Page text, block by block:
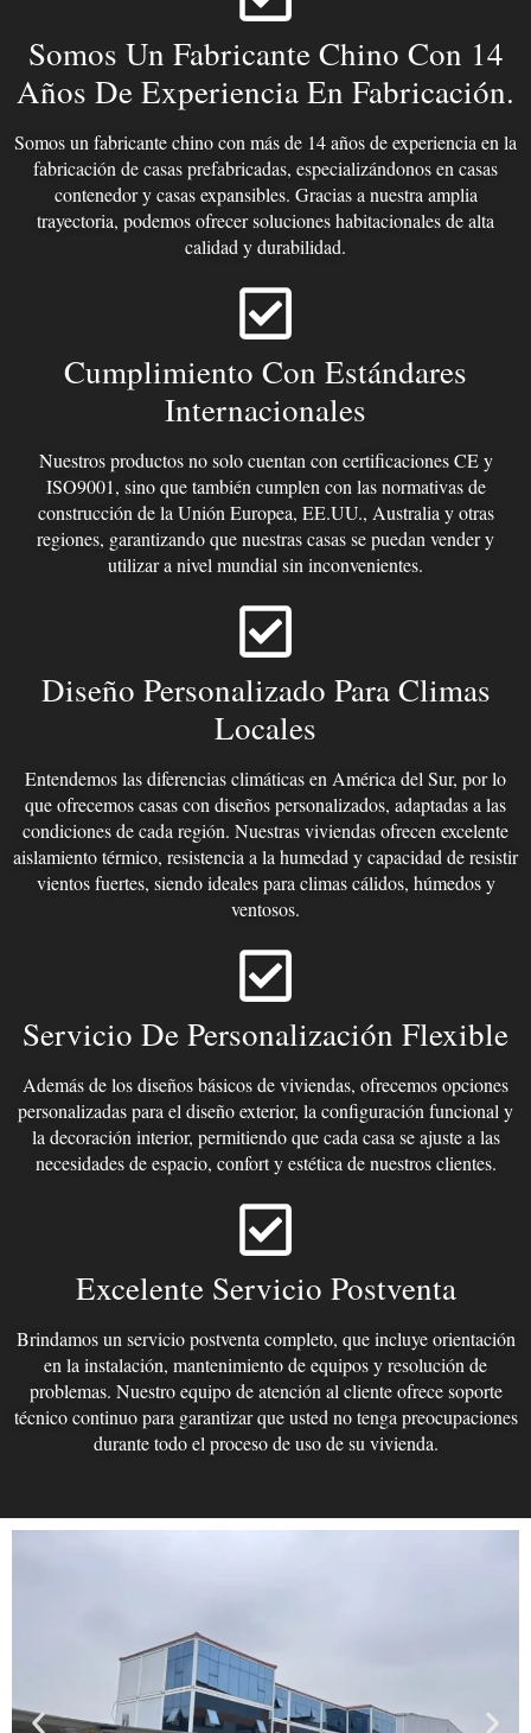
Somos Un Fabricante Chino Con 14
Años De Experiencia En Fabricación.
Somos un fabricante chino con más de 14 años de experiencia en la
fabricación de casas prefabricadas, especializándonos en casas
contenedor y casas expansibles. Gracias a nuestra amplia
trayectoria, podemos ofrecer soluciones habitacionales de alta
calidad y durabilidad.
Cumplimiento Con Estándares
Internacionales
Nuestros productos no solo cuentan con certificaciones CE y
ISO9001, sino que también cumplen con las normativas de
construcción de la Unión Europea, EE.UU., Australia y otras
regiones, garantizando que nuestras casas se puedan vender y
utilizar a nivel mundial sin inconvenientes.
Diseño Personalizado Para Climas
Locales
Entendemos las diferencias climáticas en América del Sur, por lo
que ofrecemos casas con diseños personalizados, adaptadas a las
condiciones de cada región. Nuestras viviendas ofrecen excelente
aislamiento térmico, resistencia a la humedad y capacidad de resistir
vientos fuertes, siendo ideales para climas cálidos, húmedos y
ventosos.
Servicio De Personalización Flexible
Además de los diseños básicos de viviendas, ofrecemos opciones
personalizadas para el diseño exterior, la configuración funcional y
la decoración interior, permitiendo que cada casa se ajuste a las
necesidades de espacio, confort y estética de nuestros clientes.
Excelente Servicio Postventa
Brindamos un servicio postventa completo, que incluye orientación
en la instalación, mantenimiento de equipos y resolución de
problemas. Nuestro equipo de atención al cliente ofrece soporte
técnico continuo para garantizar que usted no tenga preocupaciones
durante todo el proceso de uso de su vivienda.